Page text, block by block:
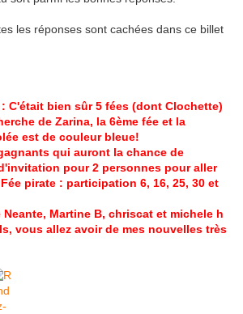
les réponses sont cachées dans ce billet
: C'était bien sûr 5 fées (dont Clochette)
de Zarina, la 6ème fée et la
est de couleur bleue!
qui auront la chance de
pour 2 personnes pour aller
pirate : participation 6, 16, 25, 30 et
Neante, Martine B, chriscat et michele h
vous allez avoir de mes nouvelles très